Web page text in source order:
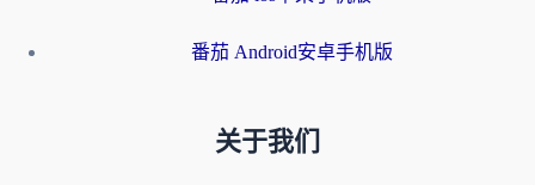
番茄 Android安卓手机版
关于我们